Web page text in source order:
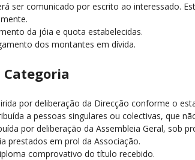
ser comunicado por escrito ao interessado.
da jóia e quota estabelecidas.
dos montantes em dívida.
Categoria
por deliberação da Direcção conforme o
a pessoas singulares ou colectivas,
por deliberação da Assembleia Geral,
prestados em prol da Associação.
comprovativo do título recebido.